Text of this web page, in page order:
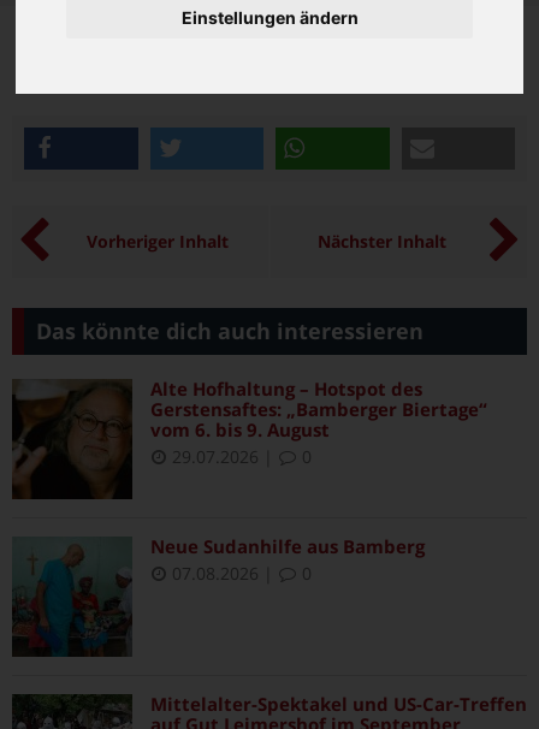
Einstellungen ändern
Vorheriger Inhalt Nächster Inhalt
Das könnte dich auch interessieren
Alte Hofhaltung – Hotspot des
Gerstensaftes: „Bamberger Biertage“
vom 6. bis 9. August
29.07.2026 0
Neue Sudanhilfe aus Bamberg
07.08.2026 0
Mittelalter-Spektakel und US-Car-Treffen
auf Gut Leimershof im September